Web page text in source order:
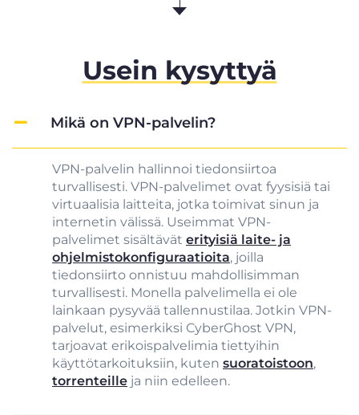
Usein kysyttyä
Mikä on VPN-palvelin?
VPN-palvelin hallinnoi tiedonsiirtoa
turvallisesti. VPN-palvelimet ovat fyysisiä tai
virtuaalisia laitteita, jotka toimivat sinun ja
internetin välissä. Useimmat VPN-
palvelimet sisältävät erityisiä laite- ja
ohjelmistokonfiguraatioita, joilla
tiedonsiirto onnistuu mahdollisimman
turvallisesti. Monella palvelimella ei ole
lainkaan pysyvää tallennustilaa. Jotkin VPN-
palvelut, esimerkiksi CyberGhost VPN,
tarjoavat erikoispalvelimia tiettyihin
käyttötarkoituksiin, kuten suoratoistoon,
torrenteille ja niin edelleen.